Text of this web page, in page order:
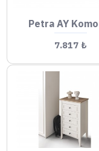
Petra AY
7.817 ₺